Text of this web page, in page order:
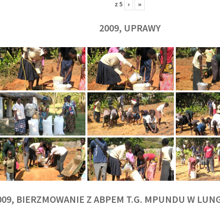
z5 › »
2009, UPRAWY
BIERZMOWANIE Z ABPEM T.G. MPUNDU W